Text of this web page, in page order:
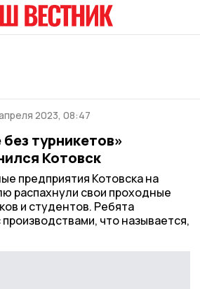
2023, 08:47
турникетов»
Котовск
предприятия Котовска на
распахнули свои проходные
и студентов. Ребята
что называется,